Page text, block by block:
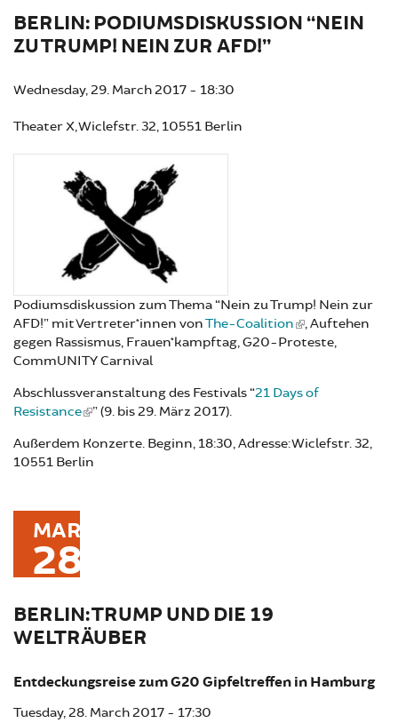
BERLIN: PODIUMSDISKUSSION “NEIN
ZU TRUMP! NEIN ZUR AFD!”
Wednesday, 29. March 2017 - 18:30
Theater X, Wiclefstr. 32, 10551 Berlin
Podiumsdiskussion zum Thema “Nein zu Trump! Nein zur
AFD!” mit Vertreter*innen vonThe-Coalition
, Auftehen
gegen Rassismus, Frauen*kampftag, G20-Proteste,
CommUNITY Carnival
Abschlussveranstaltung des Festivals “21 Days of
Resistance
” (9. bis 29. März 2017).
Außerdem Konzerte. Beginn, 18:30, Adresse: Wiclefstr. 32,
10551 Berlin
MAR
28
BERLIN: TRUMP UND DIE 19
WELTRÄUBER
Entdeckungsreise zum G20 Gipfeltreffen in Hamburg
Tuesday, 28. March 2017 - 17:30